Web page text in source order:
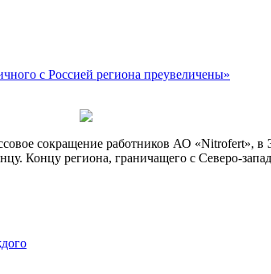
с Россией региона преувеличены»
сокращение работников АО «Nitrofert»,
Концу региона, граничащего с Северо-